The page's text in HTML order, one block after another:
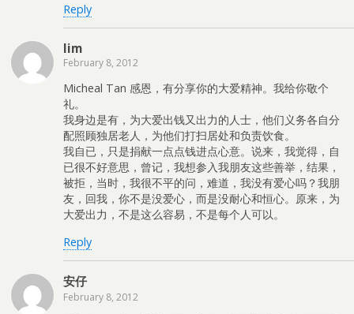
Reply
lim
February 8, 2012
Micheal Tan 感恩，有分享你的大爱精神。我给你敬个
礼。
我身边是有，为大爱出钱又出力的人士，他们义务各自分
配照顾独居老人，为他们打扫居处和负责饮食。
我自已，只是捐献一点点钱进点心意。说来，我觉得，自
已很不好意思，曾记，我想参入我朋友这些善举，结果，
被拒，当时，我很不平的问，难道，我没有爱心吗？我朋
友，回我，你不是没爱心，而是没耐心和恒心。原来，为
大爱出力，不是这么容易，不是每个人可以。
Reply
安仔
February 8, 2012